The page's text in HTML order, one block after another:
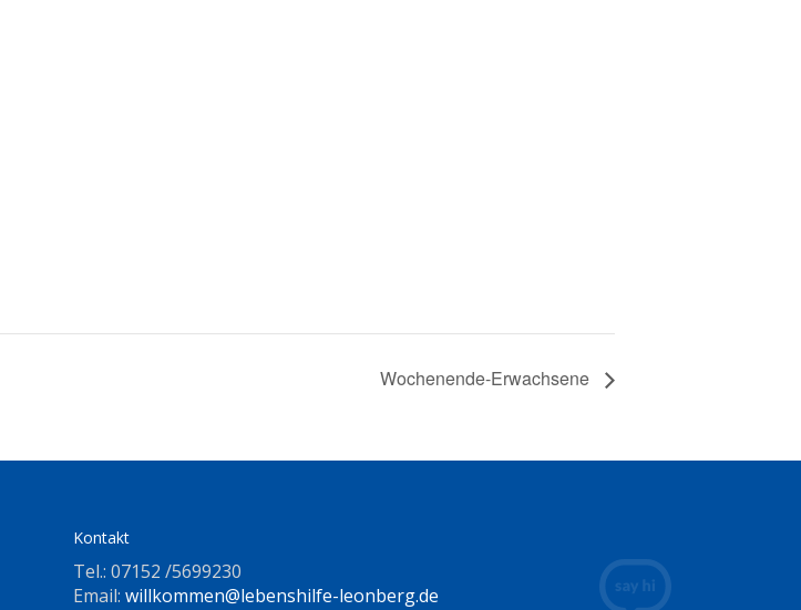
Wochenende-Erwachsene
Kontakt
Tel.: 07152 /5699230
Email: willkommen@lebenshilfe-leonberg.de